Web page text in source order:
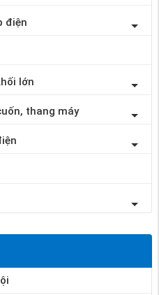
điện
lớn
thang máy